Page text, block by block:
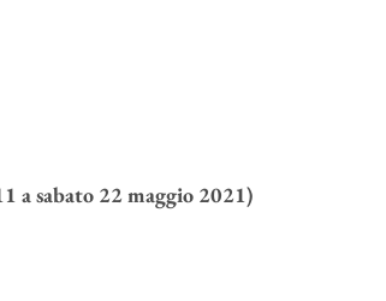
a sabato 22 maggio 2021)